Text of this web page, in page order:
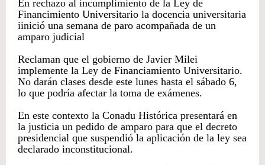
En rechazo al incumplimiento de la Ley de
Financimiento Universitario la docencia universitaria
iinició una semana de paro acompañada de un
amparo judicial
Reclaman que el gobierno de Javier Milei
implemente la Ley de Financiamiento Universitario.
No darán clases desde este lunes hasta el sábado 6,
lo que podría afectar la toma de exámenes.
En este contexto la Conadu Histórica presentará en
la justicia un pedido de amparo para que el decreto
presidencial que suspendió la aplicación de la ley sea
declarado inconstitucional.